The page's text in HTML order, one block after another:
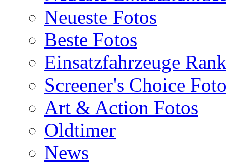
Neueste Fotos
Beste Fotos
Einsatzfahrzeuge
Screener's Choice
Art & Action Fotos
Oldtimer
News